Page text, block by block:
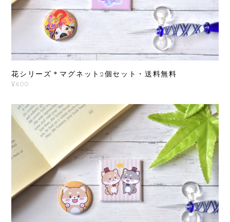
花シリーズ＊マグネット2個セット・送料無料
¥600